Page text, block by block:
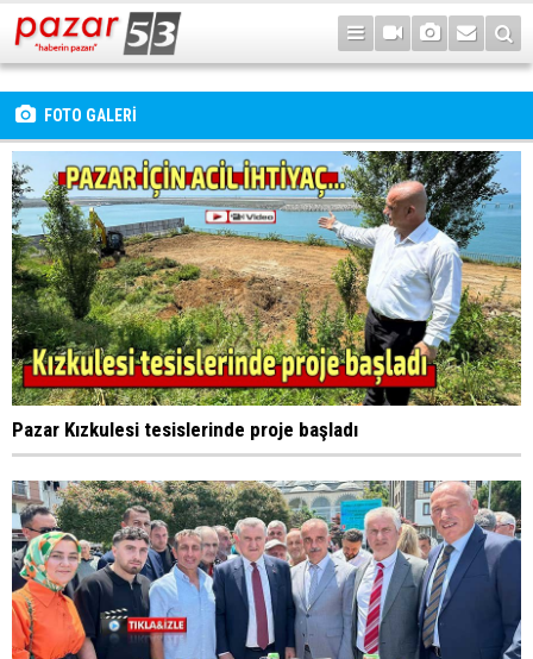
FOTO GALERİ
Pazar Kızkulesi tesislerinde proje başladı